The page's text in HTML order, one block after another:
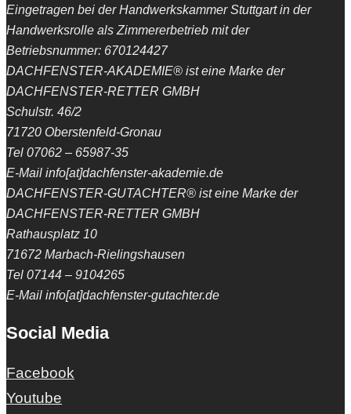
Eingetragen bei der Handwerkskammer Stuttgart in der
Handwerksrolle als Zimmererbetrieb mit der
Betriebsnummer: 670124427
DACHFENSTER-AKADEMIE® ist eine Marke der
DACHFENSTER-RETTER GMBH
Schulstr. 46/2
71720 Oberstenfeld-Gronau
Tel 07062 – 65987-35
E-Mail info[at]dachfenster-akademie.de
DACHFENSTER-GUTACHTER® ist eine Marke der
DACHFENSTER-RETTER GMBH
Rathausplatz 10
71672 Marbach-Rielingshausen
Tel 07144 – 9104265
E-Mail info[at]dachfenster-gutachter.de
Social Media
Facebook
Youtube